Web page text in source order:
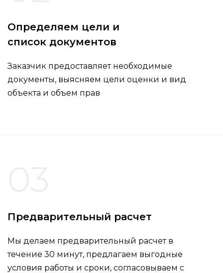
Определяем цели и
список документов
Заказчик предоставляет необходимые
документы, выясняем цели оценки и вид
объекта и объем прав
Предварительный расчет
Мы делаем предварительный расчет в
течение 30 минут, предлагаем выгодные
условия работы и сроки, согласовываем с